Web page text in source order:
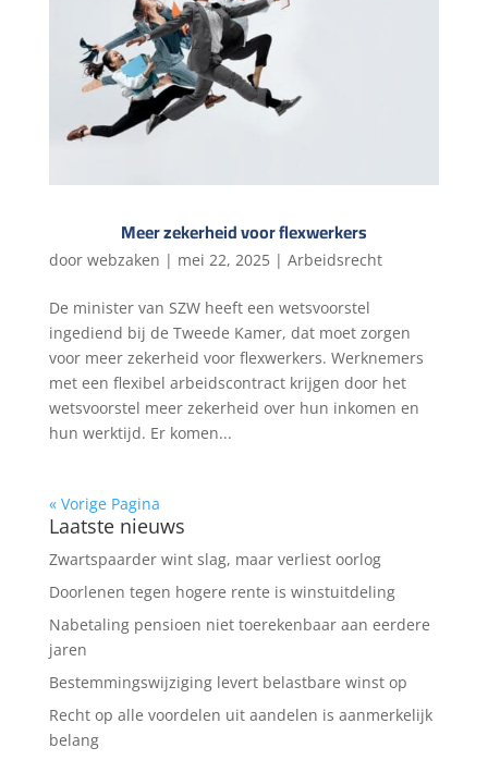
Meer zekerheid voor flexwerkers
door webzaken | mei 22, 2025| Arbeidsrecht
De minister van SZW heeft een wetsvoorstel
ingediend bij de Tweede Kamer, dat moet zorgen
voor meer zekerheid voor flexwerkers. Werknemers
met een flexibel arbeidscontract krijgen door het
wetsvoorstel meer zekerheid over hun inkomen en
hun werktijd. Er komen...
« Vorige Pagina
Laatste nieuws
Zwartspaarder wint slag, maar verliest oorlog
Doorlenen tegen hogere rente is winstuitdeling
Nabetaling pensioen niet toerekenbaar aan eerdere
jaren
Bestemmingswijziging levert belastbare winst op
Recht op alle voordelen uit aandelen is aanmerkelijk
belang